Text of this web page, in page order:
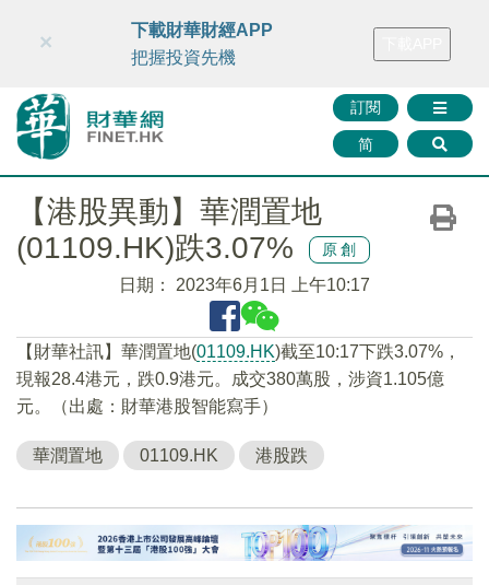
財華智庫網 FINTV FINMETA 財華證券 媒體矩陣
訂閱
简
×
下載財華財經APP
把握投資先機
【港股異動】華潤置地
(01109.HK)跌3.07%
原創
日期： 2023年6月1日 上午10:17
【財華社訊】華潤置地(01109.HK)截至10:17下跌3.07%，
現報28.4港元，跌0.9港元。成交380萬股，涉資1.105億
元。（出處：財華港股智能寫手）
華潤置地 01109.HK 港股跌